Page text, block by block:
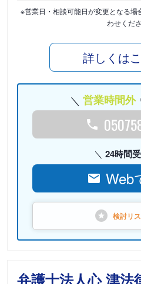
※営業日・相談可能日が変更となる
わせくださ
詳しくは
営業時間外
24時間
Web
検討リ
弁護士法人心 津法